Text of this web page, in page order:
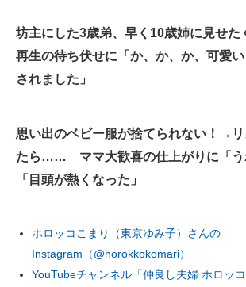
企業向けIT製品の総合サイト
IT製品の技術・比較・事例
モノづくり技術者専門サイト
エレクトロニクス専門サイト
エネルギーの専門メディア
建設×テクノロジーの最前線
坊主にした3歳弟、早く10歳姉に見
再生の待ち伏せに「か、か、か、可愛
されました」
思い出のベビー服が捨てられない！→リ
たら…… ママ大歓喜の仕上がりに「う
「目頭が熱くなった」
ホロッコこまり（東京ゆみ子）さんの
Instagram（@horokkokomari）
YouTubeチャンネル「仲良し夫婦 ホロッコ